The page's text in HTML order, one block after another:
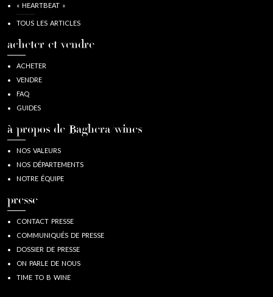
« HEARTBEAT »
TOUS LES ARTICLES
acheter et vendre
ACHETER
VENDRE
FAQ
GUIDES
à propos de Baghera/wines
NOS VALEURS
NOS DÉPARTEMENTS
NOTRE ÉQUIPE
presse
CONTACT PRESSE
COMMUNIQUÉS DE PRESSE
DOSSIER DE PRESSE
ON PARLE DE NOUS
TIME TO B WINE